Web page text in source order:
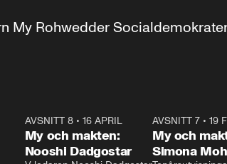
My Rohwedder
AVSNITT 8• 16 APRIL
My och makten:
Nooshi Dadgostar
AVSNITT 7• 19
My och
Simona